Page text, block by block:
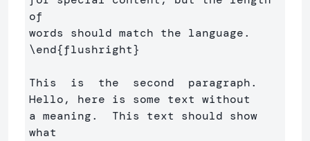
of
\end{flushright}
This  is  the  second  paragraph.
Hello, here is some text without
a meaning.  This text should show
what